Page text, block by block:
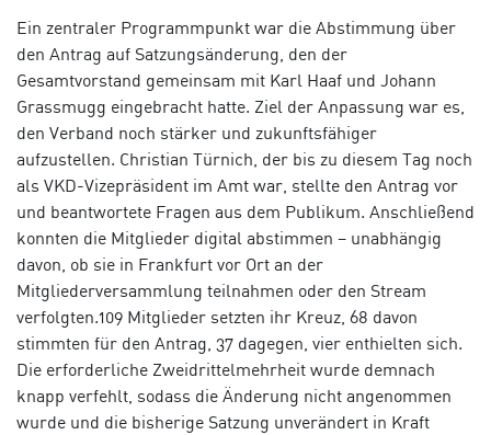
Ein zentraler Programmpunkt war die Abstimmung über
den Antrag auf Satzungsänderung, den der
Gesamtvorstand gemeinsam mit Karl Haaf und Johann
Grassmugg eingebracht hatte. Ziel der Anpassung war es,
den Verband noch stärker und zukunftsfähiger
aufzustellen. Christian Türnich, der bis zu diesem Tag noch
als VKD-Vizepräsident im Amt war, stellte den Antrag vor
und beantwortete Fragen aus dem Publikum. Anschließend
konnten die Mitglieder digital abstimmen – unabhängig
davon, ob sie in Frankfurt vor Ort an der
Mitgliederversammlung teilnahmen oder den Stream
verfolgten.109 Mitglieder setzten ihr Kreuz, 68 davon
stimmten für den Antrag, 37 dagegen, vier enthielten sich.
Die erforderliche Zweidrittelmehrheit wurde demnach
knapp verfehlt, sodass die Änderung nicht angenommen
wurde und die bisherige Satzung unverändert in Kraft